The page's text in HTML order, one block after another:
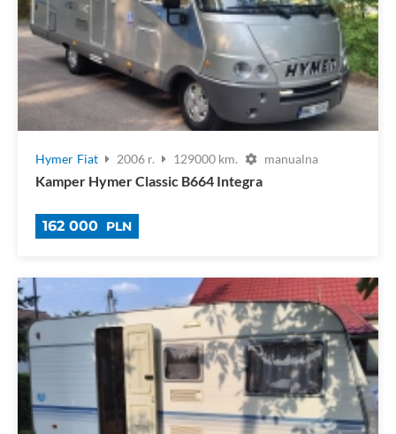
Hymer Fiat 2006 r. 129000 km. manualna
Kamper Hymer Classic B664 Integra
162 000 PLN